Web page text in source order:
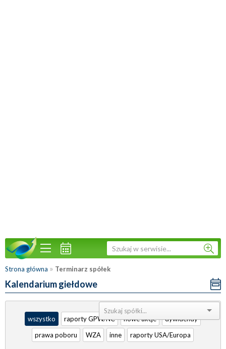
Strona główna » Terminarz spółek
Kalendarium giełdowe
Sortuj:
wszystko
raporty GPW/NC nowe akcje
dywidendy
prawa poboru
WZA inne raporty USA/Europa